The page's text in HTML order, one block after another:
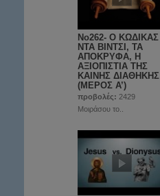
No262- Ο ΚΩΔΙΚΑΣ
ΝΤΑ ΒΙΝΤΣΙ, ΤΑ
ΑΠΟΚΡΥΦΑ, Η
ΑΞΙΟΠΙΣΤΙΑ ΤΗΣ
ΚΑΙΝΗΣ ΔΙΑΘΗΚΗΣ
(ΜΕΡΟΣ A’)
προβολές: 2429
Μοιράσου το..